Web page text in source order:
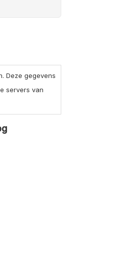
Deze gegevens
servers van